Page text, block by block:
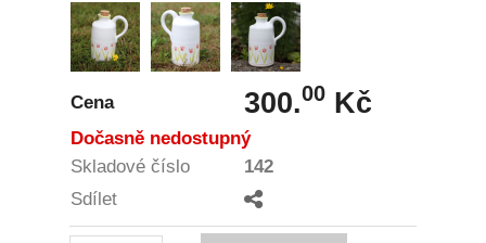
Cena 300.00 Kč
Dočasně nedostupný
Skladové číslo
142
Sdílet